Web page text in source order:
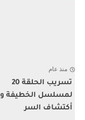
منذ عام
تسريب الحلقة 20
لمسلسل الخطيفة و
أكتشاف السر